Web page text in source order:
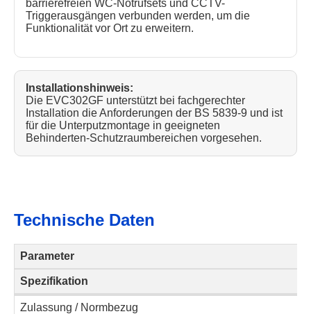
barrierefreien WC-Notrufsets und CCTV-
Triggerausgängen verbunden werden, um die
Funktionalität vor Ort zu erweitern.
Installationshinweis:
Die EVC302GF unterstützt bei fachgerechter
Installation die Anforderungen der BS 5839-9 und ist
für die Unterputzmontage in geeigneten
Behinderten-Schutzraumbereichen vorgesehen.
Technische Daten
Parameter
Spezifikation
Zulassung / Normbezug